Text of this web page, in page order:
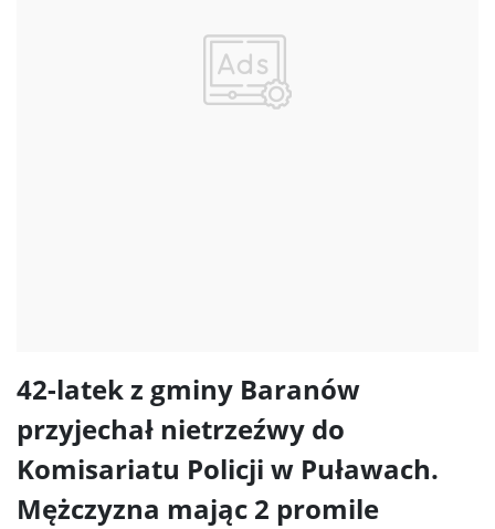
42-latek z gminy Baranów
przyjechał nietrzeźwy do
Komisariatu Policji w Puławach.
Mężczyzna mając 2 promile